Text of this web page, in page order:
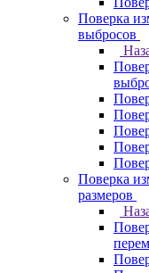
Поверка
выбросов
Поверка
размеров